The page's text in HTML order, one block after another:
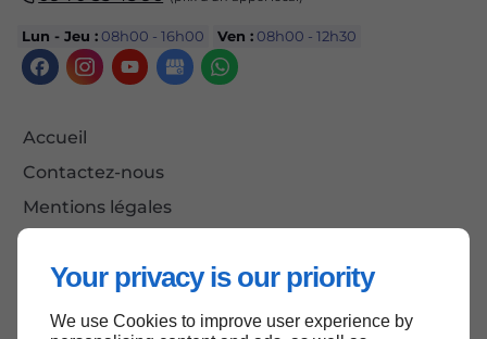
Your privacy is our priority
We use Cookies to improve user experience by
Lun - Jeu : 08h00 - 16h00 Ven : 08h00 - 12h30
Accueil
Contactez-nous
Mentions légales